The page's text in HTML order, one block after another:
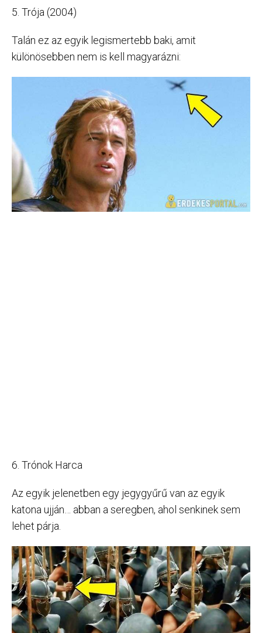
5. Trója (2004)
Talán ez az egyik legismertebb baki, amit
különösebben nem is kell magyarázni:
6. Trónok Harca
Az egyik jelenetben egy jegygyűrű van az egyik
katona ujján… abban a seregben, ahol senkinek sem
lehet párja.